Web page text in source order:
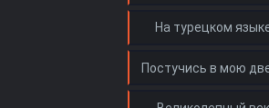
На турецком